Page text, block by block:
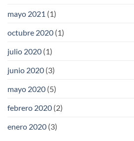
mayo 2021 (1)
octubre 2020 (1)
julio 2020 (1)
junio 2020 (3)
mayo 2020 (5)
febrero 2020 (2)
enero 2020 (3)